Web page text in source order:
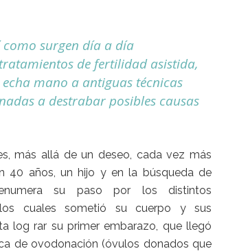
surgen día a día
de fertilidad asistida,
mano a antiguas técnicas
a destrabar posibles causas
más allá de un deseo, cada vez más
40 años, un hijo y en la búsqueda de
su paso por los distintos
cuales sometió su cuerpo y sus
log rar su primer embarazo, que llegó
de ovodonación (óvulos donados que